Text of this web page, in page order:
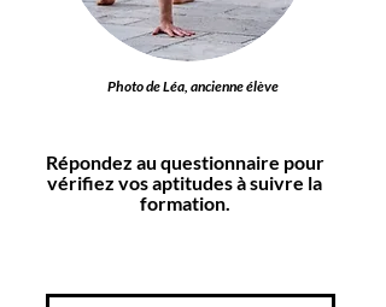
Photo de Léa, ancienne élève
Répondez au questionnaire pour
vérifiez vos aptitudes à suivre la
formation.